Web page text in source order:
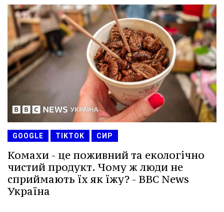
GOOGLE TIKTOK СИР
Комахи - це поживний та екологічно
чистий продукт. Чому ж люди не
сприймають їх як їжу? - BBC News
Україна